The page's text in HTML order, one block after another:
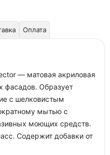
Оплата
— матовая акриловая
фасадов. Образует
с шелковистым
мытью с
моющих средств.
Содержит добавки от